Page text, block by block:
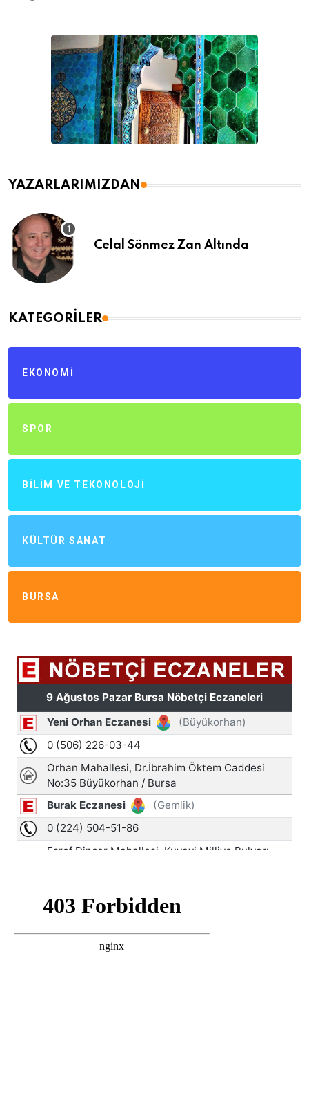
YAZARLARIMIZDAN
Celal Sönmez Zan Altında
KATEGORILER
EKONOMI
SPOR
BILIM VE TEKONOLOJI
KÜLTÜR SANAT
BURSA